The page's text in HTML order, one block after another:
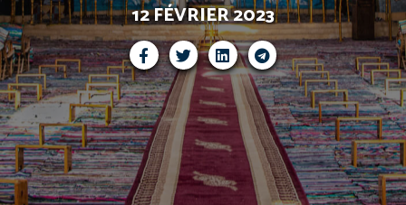
12 FÉVRIER 2023